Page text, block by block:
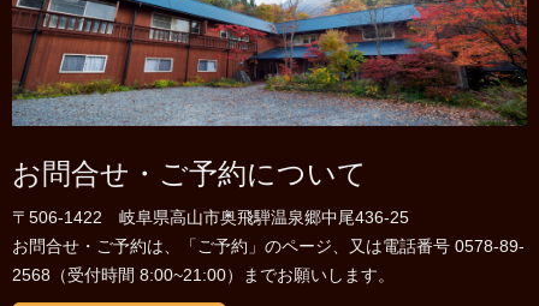
お問合せ・ご予約について
〒506-1422 岐阜県高山市奥飛騨温泉郷中尾436-25
お問合せ・ご予約は、「ご予約」のページ、又は電話番号 0578-89-
2568（受付時間 8:00~21:00）までお願いします。